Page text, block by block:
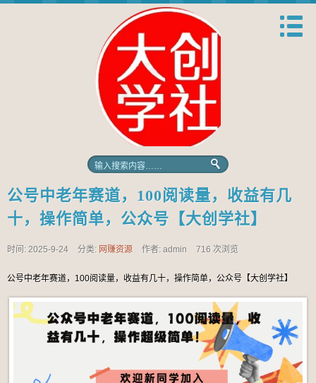
公号中老年赛道，100阅读量，收益有几
十，操作简单，公众号【大创学社】
时间: 2025-9-24 分类: 网赚资源 作者: admin 716 次浏览
公号中老年赛道，100阅读量，收益有几十，操作简单，公众号【大创学社】